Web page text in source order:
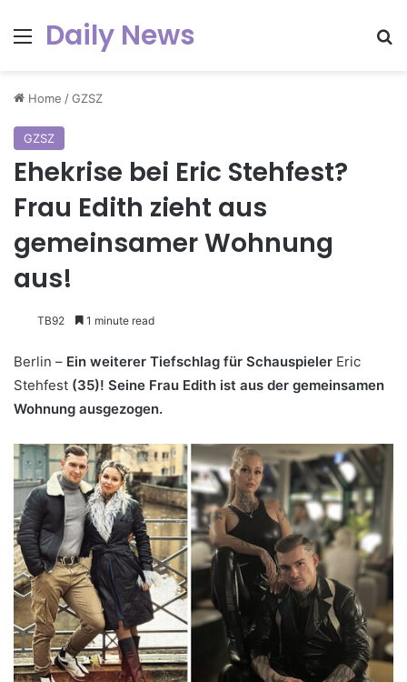
Menu
Daily News
Home /GZSZ
GZSZ
Ehekrise bei Eric Stehfest?
Frau Edith zieht aus
gemeinsamer Wohnung
aus!
TB92 1 minute read
Berlin – Ein weiterer Tiefschlag für Schauspieler Eric
Stehfest (35)! Seine Frau Edith ist aus der gemeinsamen
Wohnung ausgezogen.